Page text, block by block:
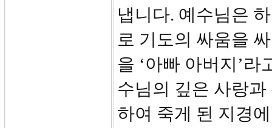
냅니다. 예수님은
로 기도의 싸움을
을 ‘아빠 아버지’
수님의 깊은 사랑
하여 죽게 된 지경